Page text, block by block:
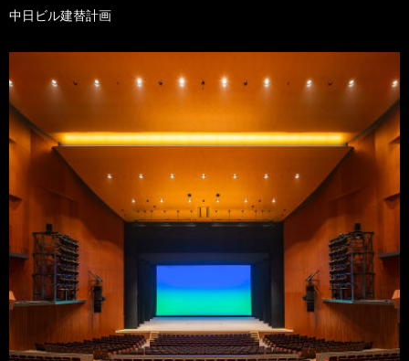
中日ビル建替計画